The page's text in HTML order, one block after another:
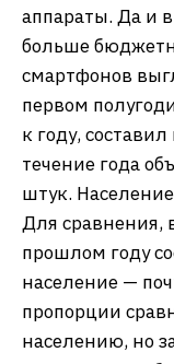
аппараты. Да и
больше
смартфонов
первом
к году,
течение года
штук.
Для сравнения,
прошлом году
население —
пропорции
населению, но